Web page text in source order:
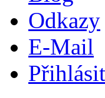
Odkazy
E-Mail